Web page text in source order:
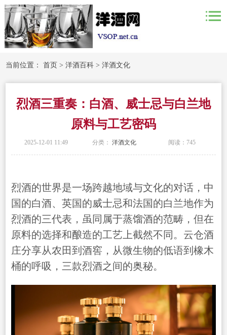
当前位置：首页 >洋酒百科 >洋酒文化
烈酒三重奏：白酒、威士忌与白兰地
原料与工艺密码
2025-12-01 11:49 分类：洋酒文化 阅读： 745
烈酒的世界是一场跨越地域与文化的对话，中
国的白酒、英国的威士忌和法国的白兰地作为
烈酒的三代表，虽同属于蒸馏酒的范畴，但在
原料的选择和酿造的工艺上截然不同。云仓酒
庄分享从农田到酒窖，从微生物的低语到橡木
桶的呼吸，三款烈酒之间的奥秘。